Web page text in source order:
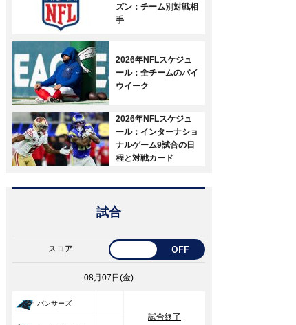
ズン：チーム別対戦相
手
2026年NFLスケジュ
ール：全チームのバイ
ウイーク
2026年NFLスケジュ
ール：インターナショ
ナルゲーム9試合の日
程と対戦カード
試合
スコア OFF
08月07日(金)
パンサーズ
試合終了